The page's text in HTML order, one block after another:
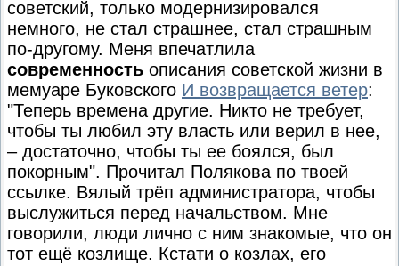
советский, только модернизировался
немного, не стал страшнее, стал страшным
по-другому. Меня впечатлила
современность описания советской жизни в
мемуаре Буковского И возвращается ветер:
"Теперь времена другие. Никто не требует,
чтобы ты любил эту власть или верил в нее,
– достаточно, чтобы ты ее боялся, был
покорным". Прочитал Полякова по твоей
ссылке. Вялый трёп администратора, чтобы
выслужиться перед начальством. Мне
говорили, люди лично с ним знакомые, что он
тот ещё козлище. Кстати о козлах, его